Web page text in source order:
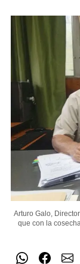
Arturo Galo,
que con la